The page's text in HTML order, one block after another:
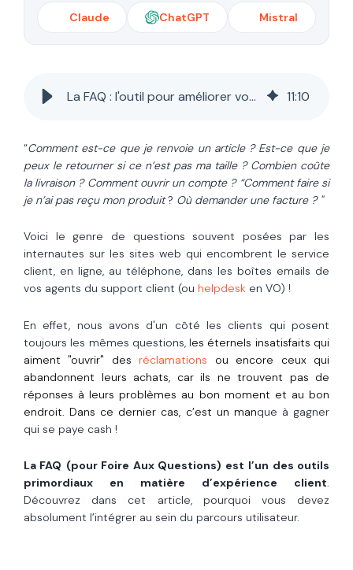
Claude ChatGPT Mistral
La FAQ : l'outil pour améliorer votre expérience client 11:10
“Comment est-ce que je renvoie un article ? Est-ce que je
peux le retourner si ce n’est pas ma taille ? Combien coûte
la livraison ? Comment ouvrir un compte ?“Comment faire si
je n’ai pas reçu mon produit? Où demander une facture ? "
Voici le genre de questions souvent posées par les
internautes sur les sites web qui encombrent le service
client, en ligne, au téléphone, dans les boîtes emails de
vos agents du support client (ou helpdesk en VO) !
En effet, nous avons d'un côté les clients qui posent
toujours les mêmes questions, les éternels insatisfaits qui
aiment "ouvrir" des réclamations
ou encore ceux qui
abandonnent leurs achats, car ils ne trouvent pas de
réponses à leurs problèmes au bon moment et au bon
endroit. Dans ce dernier cas, c’est un manque à gagner
qui se paye cash !
La FAQ (pour Foire Aux Questions) est l’un des outils
primordiaux en matière d’expérience client.
Découvrez dans cet article, pourquoi vous devez
absolument l’intégrer au sein du parcours utilisateur.